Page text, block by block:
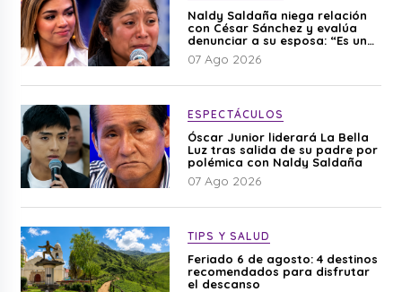
Naldy Saldaña niega relación
con César Sánchez y evalúa
denunciar a su esposa: “Es una
difamación”
07 Ago 2026
ESPECTÁCULOS
Óscar Junior liderará La Bella
Luz tras salida de su padre por
polémica con Naldy Saldaña
07 Ago 2026
TIPS Y SALUD
Feriado 6 de agosto: 4 destinos
recomendados para disfrutar
el descanso